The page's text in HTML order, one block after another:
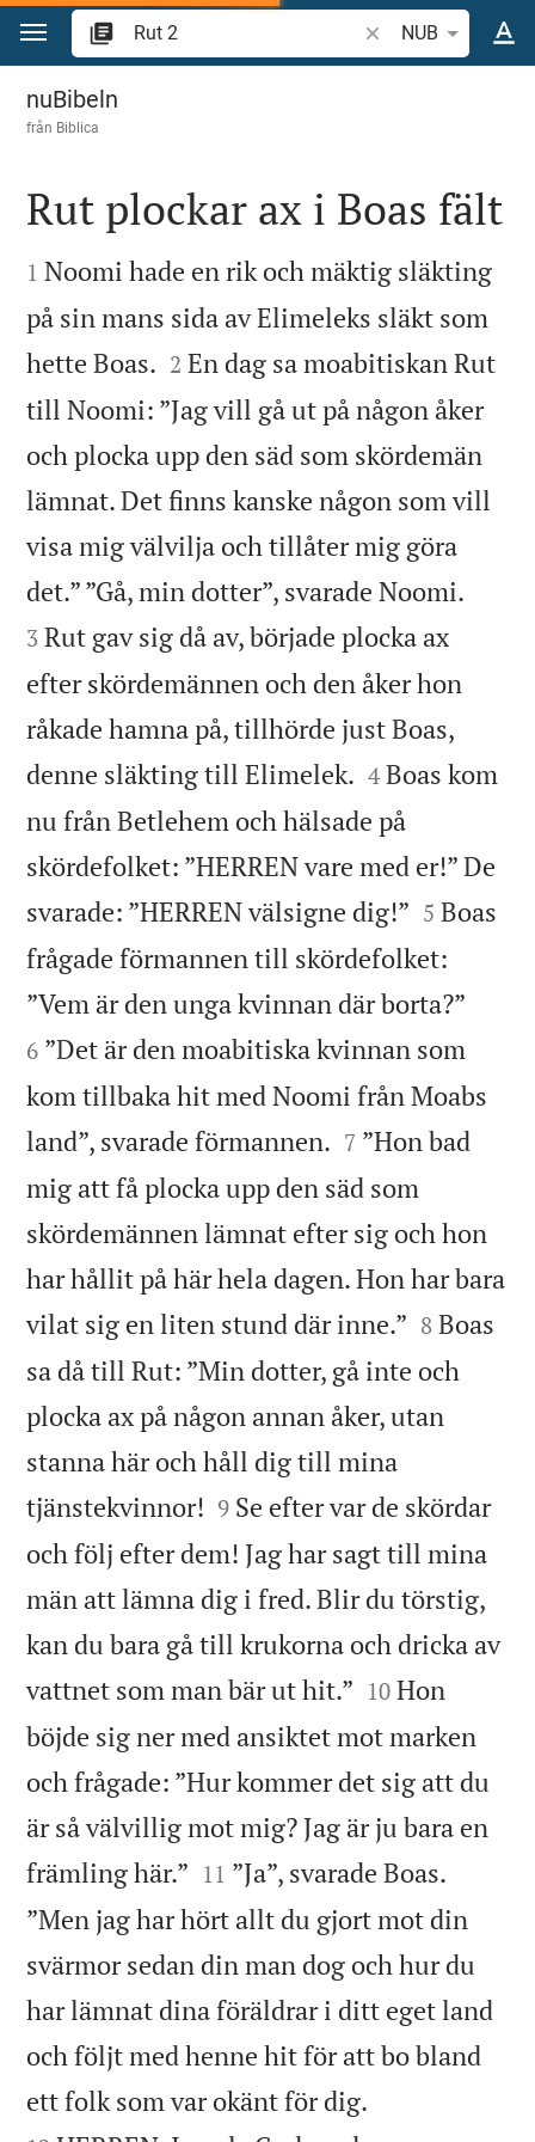
Hoppa till innehåll
Sök bibelvers eller
NUB
Rut 2
nuBibeln
från Biblica

Rut plockar ax i Boas fält

1 Noomi hade en rik och mäktig släkting
på sin mans sida av Elimeleks släkt som
hette Boas. 

2 En dag sa moabitiskan Rut
till Noomi: ”Jag vill gå ut på någon åker
och plocka upp den säd som skördemän
lämnat. Det finns kanske någon som vill
visa mig välvilja och tillåter mig göra
det.” ”Gå, min dotter”, svarade Noomi.
3 Rut gav sig då av, började plocka ax
efter skördemännen och den åker hon
råkade hamna på, tillhörde just Boas,
denne släkting till Elimelek. 

4 Boas kom
nu från Betlehem och hälsade på
skördefolket: ”HERREN vare med er!” De
svarade: ”HERREN välsigne dig!” 

5 Boas
frågade förmannen till skördefolket:
”Vem är den unga kvinnan där borta?”
6 ”Det är den moabitiska kvinnan som
kom tillbaka hit med Noomi från Moabs
land”, svarade förmannen. 

7 ”Hon bad
mig att få plocka upp den säd som
skördemännen lämnat efter sig och hon
har hållit på här hela dagen. Hon har bara
vilat sig en liten stund där inne.” 

8 Boas
sa då till Rut: ”Min dotter, gå inte och
plocka ax på någon annan åker, utan
stanna här och håll dig till mina
tjänstekvinnor! 

9 Se efter var de skördar
och följ efter dem! Jag har sagt till mina
män att lämna dig i fred. Blir du törstig,
kan du bara gå till krukorna och dricka av
vattnet som man bär ut hit.” 

10 Hon
böjde sig ner med ansiktet mot marken
och frågade: ”Hur kommer det sig att du
är så välvillig mot mig? Jag är ju bara en
främling här.” 

11 ”Ja”, svarade Boas.
”Men jag har hört allt du gjort mot din
svärmor sedan din man dog och hur du
har lämnat dina föräldrar i ditt eget land
och följt med henne hit för att bo bland
ett folk som var okänt för dig.